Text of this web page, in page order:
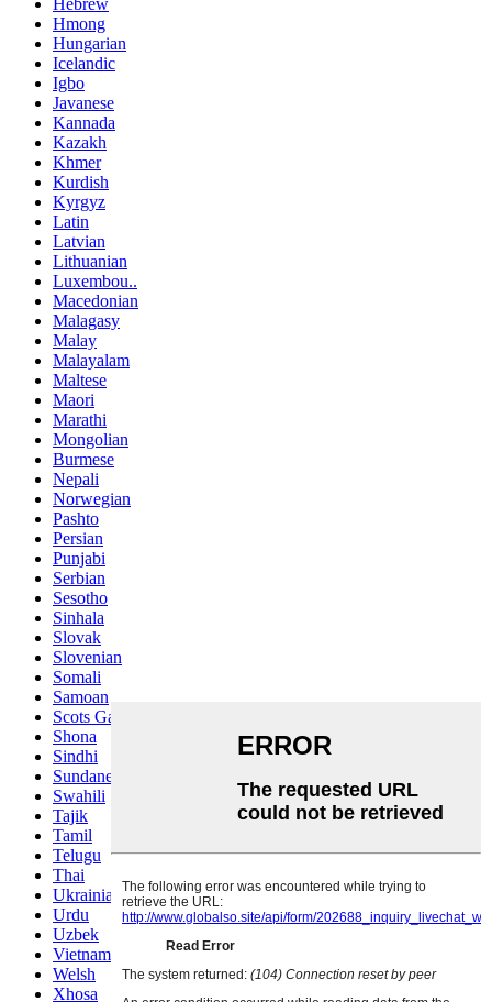
Hebrew
Hmong
Hungarian
Icelandic
Igbo
Javanese
Kannada
Kazakh
Khmer
Kurdish
Kyrgyz
Latin
Latvian
Lithuanian
Luxembou..
Macedonian
Malagasy
Malay
Malayalam
Maltese
Maori
Marathi
Mongolian
Burmese
Nepali
Norwegian
Pashto
Persian
Punjabi
Serbian
Sesotho
Sinhala
Slovak
Slovenian
Somali
Samoan
Scots Gaelic
Shona
Sindhi
Sundanese
Swahili
Tajik
Tamil
Telugu
Thai
Ukrainian
Urdu
Uzbek
Vietnamese
Welsh
Xhosa